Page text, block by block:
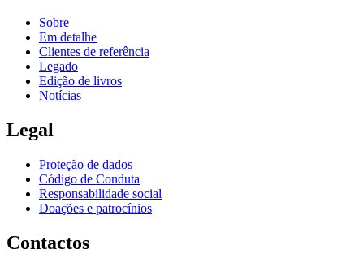
Sobre
Em detalhe
Clientes de referência
Legado
Edição de livros
Notícias
Legal
Proteção de dados
Código de Conduta
Responsabilidade social
Doações e patrocínios
Contactos